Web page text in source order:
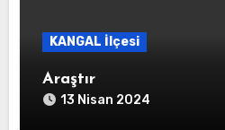
KANGAL İlçesi
Araştır
13 Nisan 2024